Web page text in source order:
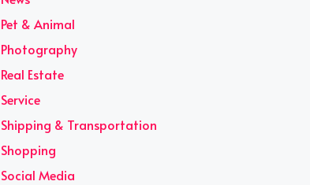
Pet & Animal
Photography
Real Estate
Service
Shipping & Transportation
Shopping
Social Media